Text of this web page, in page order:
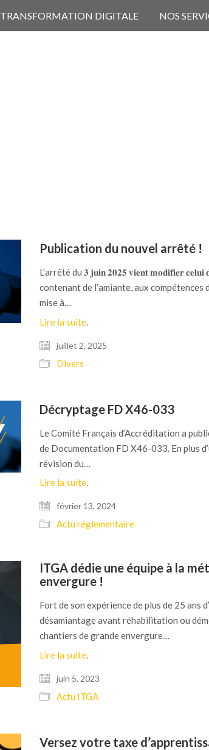
TRANSFORMATION DIGITALE NOS
Publication du nouvel arrêté !
L’arrêté du 𝟑 𝐣𝐮𝐢𝐧 𝟐𝟎𝟐𝟓 𝐯𝐢𝐞𝐧𝐭 𝐦𝐨𝐝𝐢𝐟𝐢𝐞𝐫
contenant de l’amiante, aux
mise à…
Lire la suite
juillet 2, 2025
Divers
Décryptage FD X46-033
Le Comité Français d’Accréditation a
de Documentation FD X46-033. En plus
révision du…
Lire la suite.
février 13, 2024
Actu réglementaire
ITGA dédie une équipe à la
envergure !
Fort de son expérience de plus de 25 ans
désamiantage avant réhabilitation ou
chantiers de grande envergure…
Lire la suite
juin 5, 2023
Actu ITGA
Versez votre taxe